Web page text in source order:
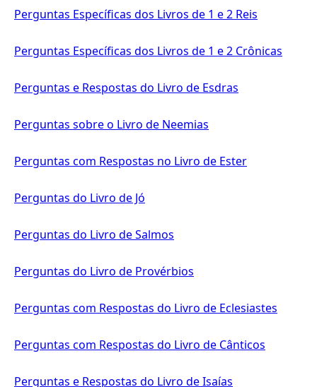
Perguntas Específicas dos Livros de 1 e 2 Reis
Perguntas Específicas dos Livros de 1 e 2 Crônicas
Perguntas e Respostas do Livro de Esdras
Perguntas sobre o Livro de Neemias
Perguntas com Respostas no Livro de Ester
Perguntas do Livro de Jó
Perguntas do Livro de Salmos
Perguntas do Livro de Provérbios
Perguntas com Respostas do Livro de Eclesiastes
Perguntas com Respostas do Livro de Cânticos
Perguntas e Respostas do Livro de Isaías